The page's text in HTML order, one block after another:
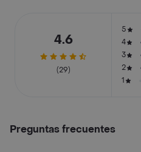
4.6
(29)
5
4
3
2
1
Preguntas frecuentes